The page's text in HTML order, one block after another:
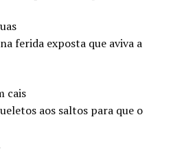
ferida exposta que aviva a
cais
aos saltos para que o